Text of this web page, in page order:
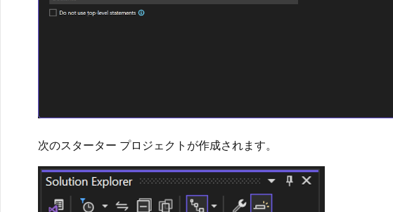
次のスターター プロジェクトが作成されます。